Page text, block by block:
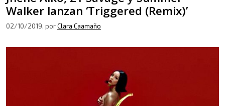
Walker lanzan ‘Triggered (Remix)’
02/10/2019, porClara Caamaño